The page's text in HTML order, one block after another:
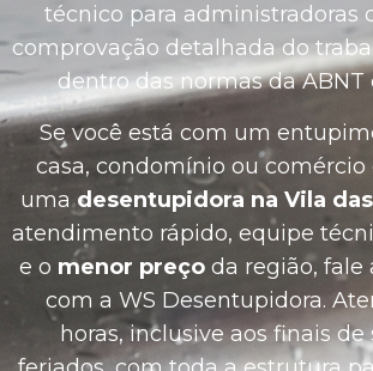
técnico para administradoras
comprovação detalhada do
dentro das normas da ABNT
Se você está com um
casa, condomínio ou comércio
umadesentupidora na Vila
atendimento rápido, equipe
e o menor preçoda região, fale
com a WS Desentupidora.
horas, inclusive aos finais de